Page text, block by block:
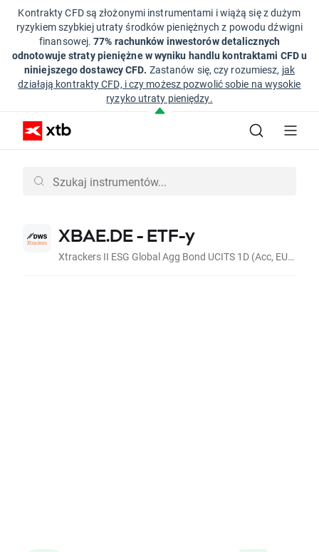
Kontrakty CFD są złożonymi instrumentami i wiążą się z dużym
ryzykiem szybkiej utraty środków pieniężnych z powodu dźwigni
finansowej.77% rachunków inwestorów detalicznych
odnotowuje straty pieniężne w wyniku handlu kontraktami CFD u
niniejszego dostawcy CFD. Zastanów się, czy rozumiesz, jak
działają kontrakty CFD, i czy możesz pozwolić sobie na wysokie
ryzyko utraty pieniędzy.
XBAE.DE - ETF-y
Xtrackers II ESG Global Agg Bond UCITS 1D (Acc, EUR)